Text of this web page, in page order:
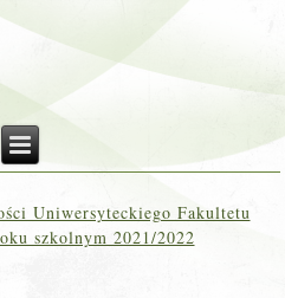
Uniwersyteckiego Fakultetu
szkolnym 2021/2022